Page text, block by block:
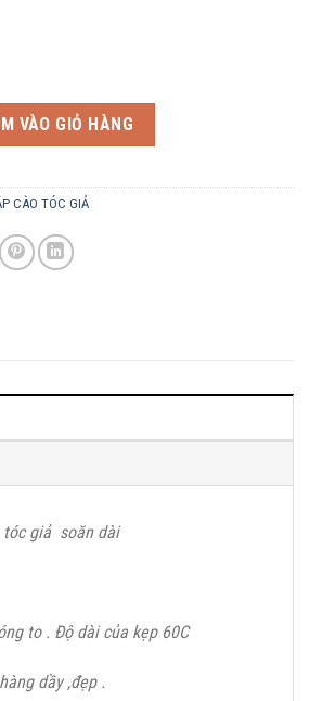
CCTG88 số lượng
VÀO GIỎ HÀNG
CÀO TÓC GIẢ
tóc giả soăn dài
to . Độ dài của kẹp 60C
dầy ,đẹp .